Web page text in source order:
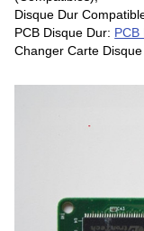
Disque Dur
PCB Disque Dur: PCB
Changer Carte